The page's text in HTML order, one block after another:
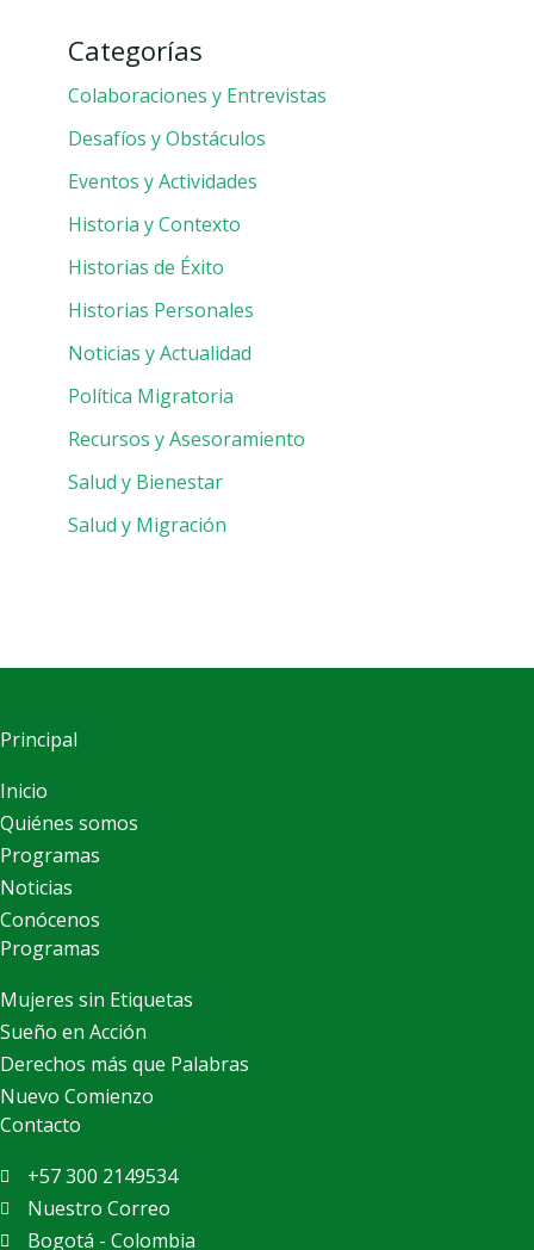
Categorías
Colaboraciones y Entrevistas
Desafíos y Obstáculos
Eventos y Actividades
Historia y Contexto
Historias de Éxito
Historias Personales
Noticias y Actualidad
Política Migratoria
Recursos y Asesoramiento
Salud y Bienestar
Salud y Migración
Principal
Inicio
Quiénes somos
Programas
Noticias
Conócenos
Programas
Mujeres sin Etiquetas
Sueño en Acción
Derechos más que Palabras
Nuevo Comienzo
Contacto
+57 300 2149534
Nuestro Correo
Bogotá - Colombia